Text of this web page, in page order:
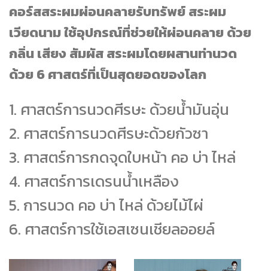
คอร์สสระผมผ่อนคลายรับทรัพย์ สระผม
เวียดนามใช้อุปกรณ์ที่ช่วยให้ผ่อนคลายด้วย
กลิ่น เสียง สัมผัสสระผมโดยผสานท่านวด
ด้วย 6 ศาสตร์ที่เป็นสุดยอดของโลก
1. ศาสตร์การนวดศีรษะ ด้วยน้ำมันอุ่น
2. ศาสตร์การนวดศีรษะด้วยกัวซา
3. ศาสตร์การกดจุดใบหน้า คอ บ่า ไหล่
4. ศาสตร์การเดรนน้ำเหลือง
5. การนวด คอ บ่า ไหล่ ด้วยไม้ไผ่
6. ศาสตร์การใช้เอสเซนเชียลออยล์